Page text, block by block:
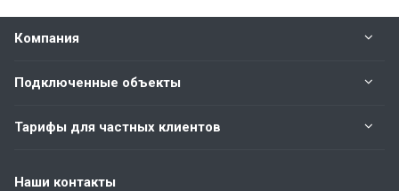
Компания
Подключенные объекты
Тарифы для частных клиентов
Наши контакты